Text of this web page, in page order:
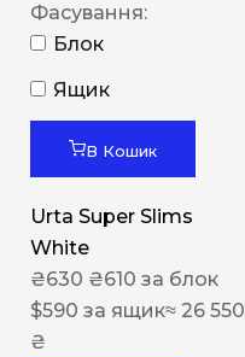
Фасування:
Блок
Ящик
В Кошик
Urta Super Slims
White
₴630 ₴610 за блок
$590 за ящик≈ 26 550
₴